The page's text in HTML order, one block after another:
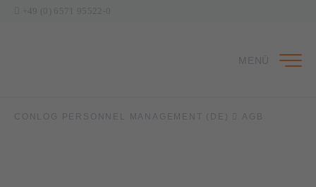
MENÜ
CONLOG PERSONNEL MANAGEMENT (DE) AGB